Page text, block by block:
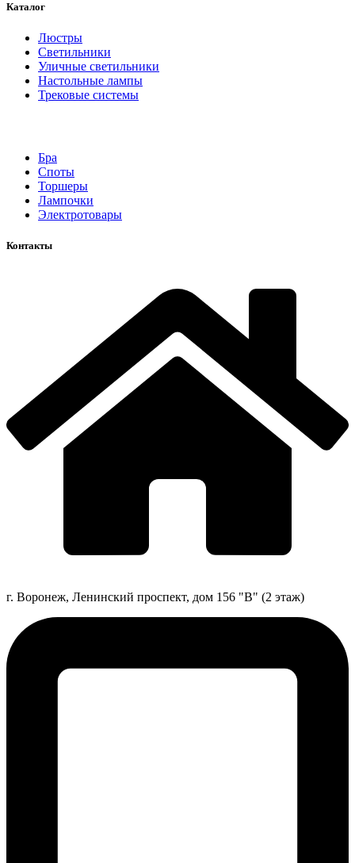
Каталог
Люстры
Светильники
Уличные светильники
Настольные лампы
Трековые системы
Бра
Споты
Торшеры
Лампочки
Электротовары
Контакты
г. Воронеж, Ленинский проспект, дом 156 "В" (2 этаж)